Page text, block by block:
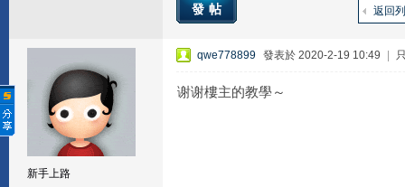
返回
發帖
新手上路
qwe778899 發表於 2020-2-19 10:49
谢谢樓主的教學～